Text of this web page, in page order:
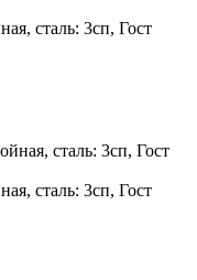
сталь: 3сп, Гост
сталь: 3сп, Гост